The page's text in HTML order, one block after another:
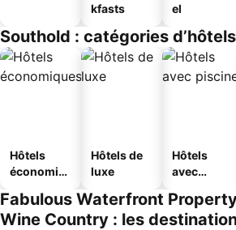
kfasts
el
Southold : catégories
Hôtels
économiq
Hôtels de
luxe
Hôtels
avec
Fabulous Waterfront
Wine Country : les